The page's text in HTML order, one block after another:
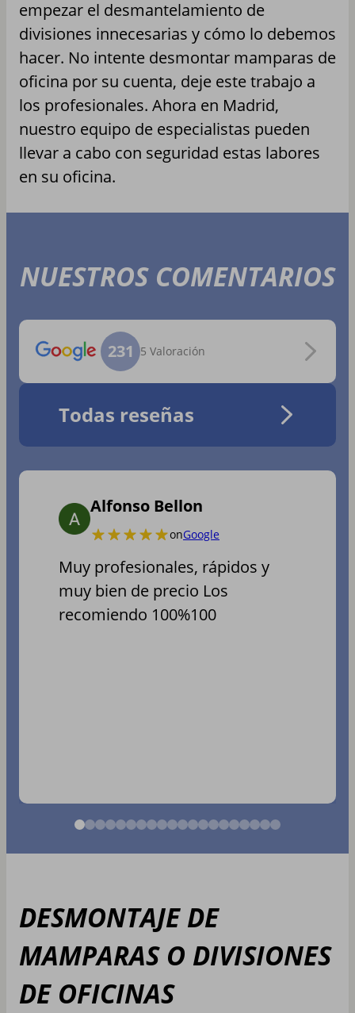
empezar el desmantelamiento de
divisiones innecesarias y cómo lo debemos
hacer. No intente desmontar mamparas de
oficina por su cuenta, deje este trabajo a
los profesionales. Ahora en Madrid,
nuestro equipo de especialistas pueden
llevar a cabo con seguridad estas labores
en su oficina.
NUESTROS COMENTARIOS
231 5 Valoración
Todas reseñas
Alfonso Bellon
onGoogle
Muy profesionales, rápidos y
muy bien de precio Los
recomiendo 100%100
DESMONTAJE DE
MAMPARAS O DIVISIONES
DE OFICINAS